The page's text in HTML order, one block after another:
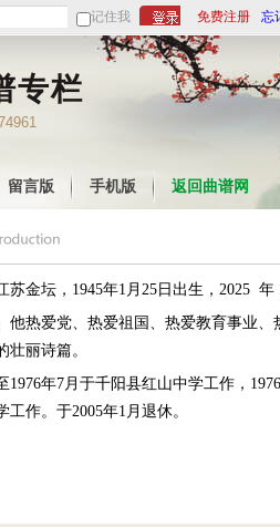
记住我 免费注册 忘
专栏
留言版 手机版 返回曲谱网
金坛，1945年1月25日出生，2025 年
他热爱党、热爱祖国、热爱教育事业
丽诗篇。
年7月于千阳县红山中学工作，
作。于2005年1月退休。